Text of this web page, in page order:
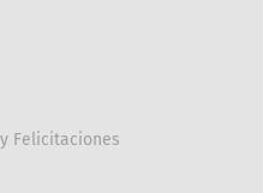
Felicitaciones